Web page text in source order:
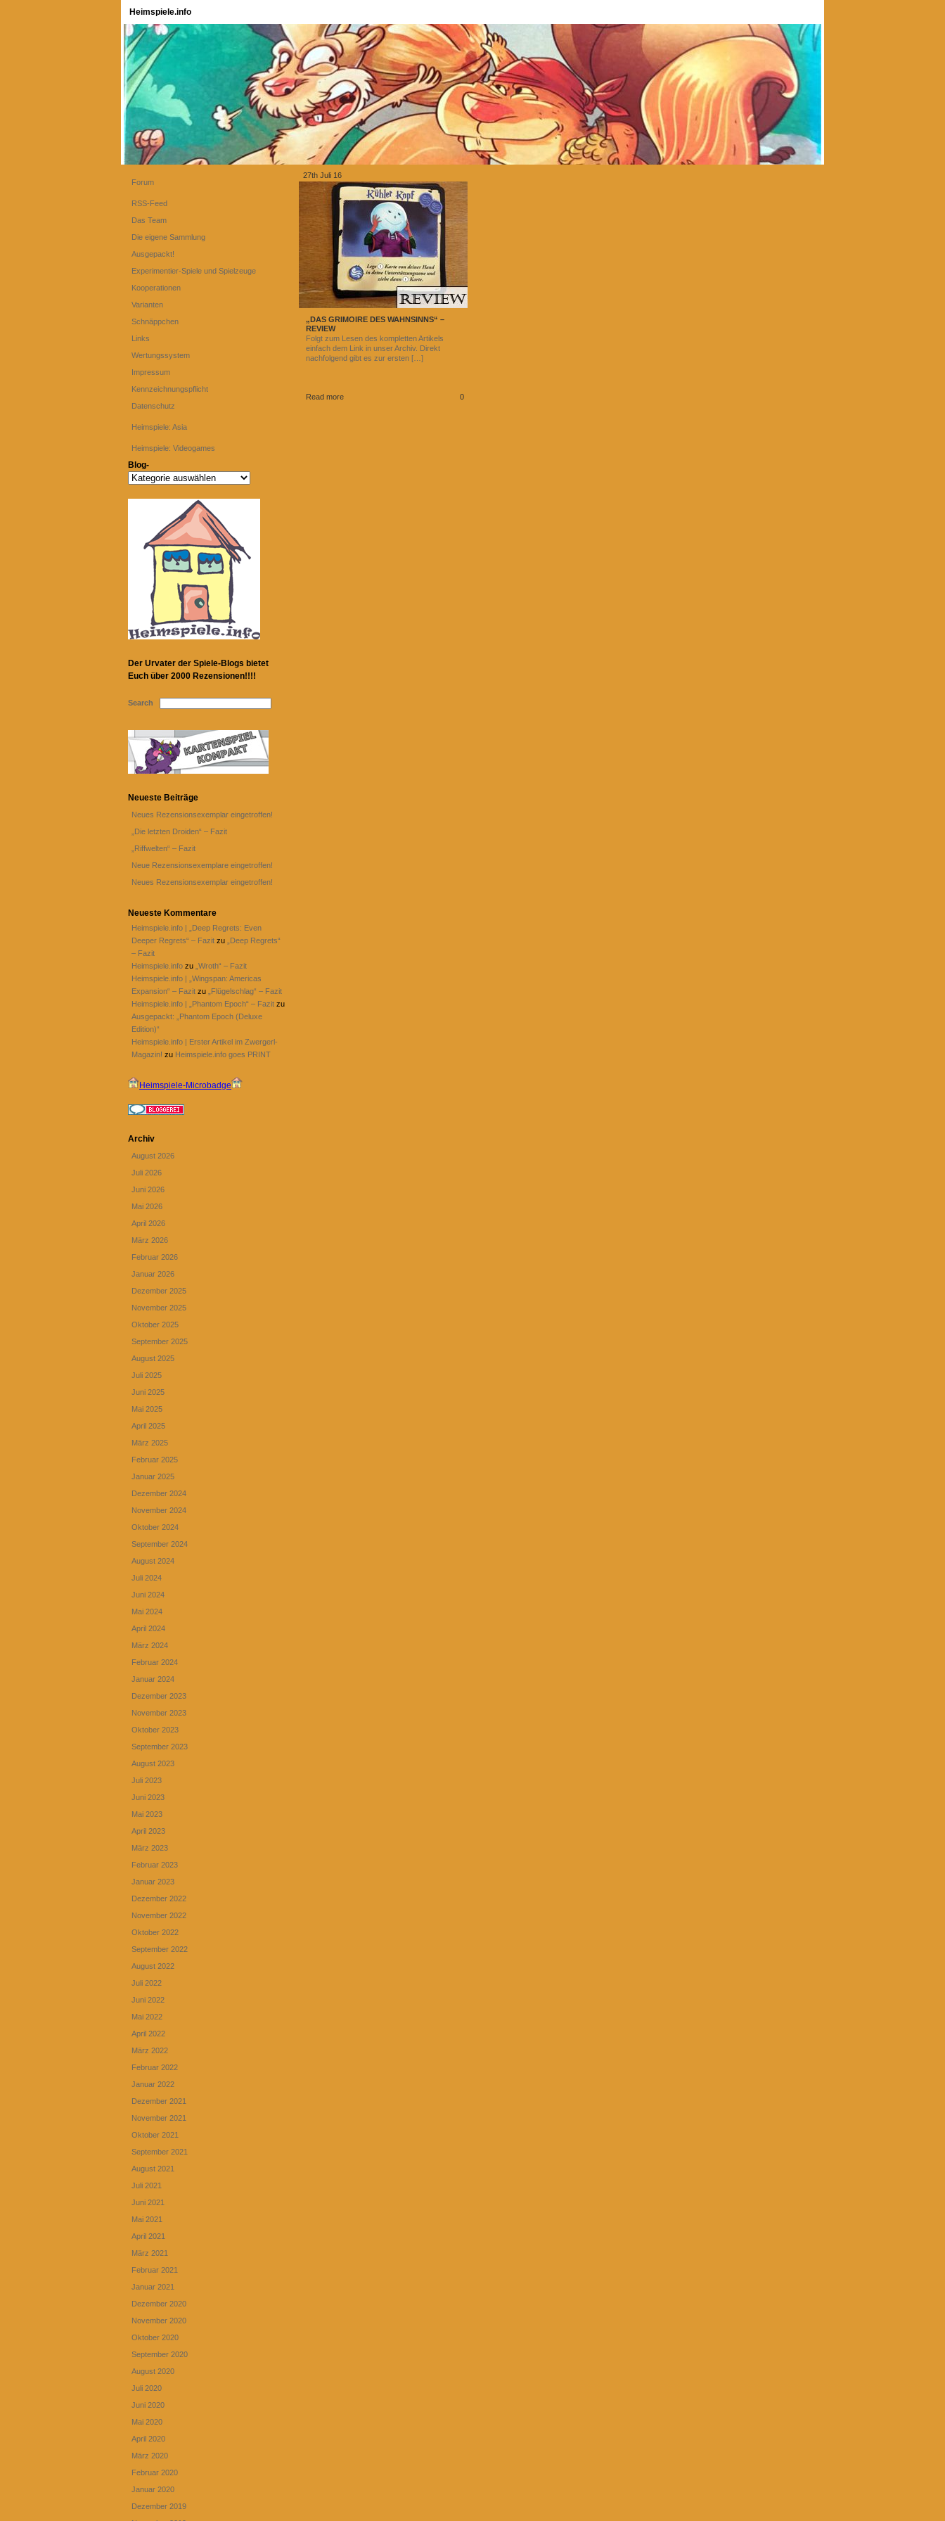
Heimspiele.info
27th Juli 16
„DAS GRIMOIRE DES WAHNSINNS“ –
REVIEW
Folgt zum Lesen des kompletten Artikels
einfach dem Link in unser Archiv. Direkt
nachfolgend gibt es zur ersten […]
Read more 0
Forum
RSS-Feed
Das Team
Die eigene Sammlung
Ausgepackt!
Experimentier-Spiele und Spielzeuge
Kooperationen
Varianten
Schnäppchen
Links
Wertungssystem
Impressum
Kennzeichnungspflicht
Datenschutz
Heimspiele: Asia
Heimspiele: Videogames
Blog-
Blog-
Der Urvater der Spiele-Blogs bietet
Euch über 2000 Rezensionen!!!!
Search
Neueste Beiträge
Neues Rezensionsexemplar eingetroffen!
„Die letzten Droiden“ – Fazit
„Riffwelten“ – Fazit
Neue Rezensionsexemplare eingetroffen!
Neues Rezensionsexemplar eingetroffen!
Neueste Kommentare
Heimspiele.info | „Deep Regrets: Even
Deeper Regrets“ – Fazit zu
„Deep Regrets“
– Fazit
Heimspiele.info zu „Wroth“ – Fazit
Heimspiele.info | „Wingspan: Americas
Expansion“ – Fazit zu
„Flügelschlag“ – Fazit
Heimspiele.info | „Phantom Epoch“ – Fazit zu
Ausgepackt: „Phantom Epoch (Deluxe
Edition)“
Heimspiele.info | Erster Artikel im Zwergerl-
Magazin! zu Heimspiele.info goes PRINT
Heimspiele-Microbadge
Archiv
August 2026
Juli 2026
Juni 2026
Mai 2026
April 2026
März 2026
Februar 2026
Januar 2026
Dezember 2025
November 2025
Oktober 2025
September 2025
August 2025
Juli 2025
Juni 2025
Mai 2025
April 2025
März 2025
Februar 2025
Januar 2025
Dezember 2024
November 2024
Oktober 2024
September 2024
August 2024
Juli 2024
Juni 2024
Mai 2024
April 2024
März 2024
Februar 2024
Januar 2024
Dezember 2023
November 2023
Oktober 2023
September 2023
August 2023
Juli 2023
Juni 2023
Mai 2023
April 2023
März 2023
Februar 2023
Januar 2023
Dezember 2022
November 2022
Oktober 2022
September 2022
August 2022
Juli 2022
Juni 2022
Mai 2022
April 2022
März 2022
Februar 2022
Januar 2022
Dezember 2021
November 2021
Oktober 2021
September 2021
August 2021
Juli 2021
Juni 2021
Mai 2021
April 2021
März 2021
Februar 2021
Januar 2021
Dezember 2020
November 2020
Oktober 2020
September 2020
August 2020
Juli 2020
Juni 2020
Mai 2020
April 2020
März 2020
Februar 2020
Januar 2020
Dezember 2019